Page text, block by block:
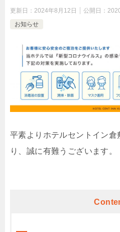
更新日： 2024年8月12日 公開日：
お知らせ
平素よりホテルセントイン
り、誠に有難うございます。